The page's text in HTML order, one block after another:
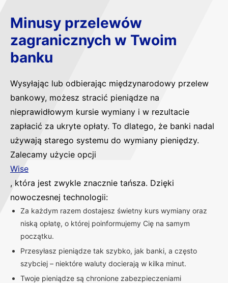
Minusy przelewów
zagranicznych w Twoim
banku
Wysyłając lub odbierając międzynarodowy przelew
bankowy, możesz stracić pieniądze na
nieprawidłowym kursie wymiany i w rezultacie
zapłacić za ukryte opłaty. To dlatego, że banki nadal
używają starego systemu do wymiany pieniędzy.
Zalecamy użycie opcji
Wise
, która jest zwykle znacznie tańsza. Dzięki
nowoczesnej technologii:
Za każdym razem dostajesz świetny kurs wymiany oraz
niską opłatę, o której poinformujemy Cię na samym
początku.
Przesyłasz pieniądze tak szybko, jak banki, a często
szybciej – niektóre waluty docierają w kilka minut.
Twoje pieniądze są chronione zabezpieczeniami